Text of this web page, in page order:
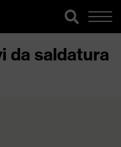
da saldatura